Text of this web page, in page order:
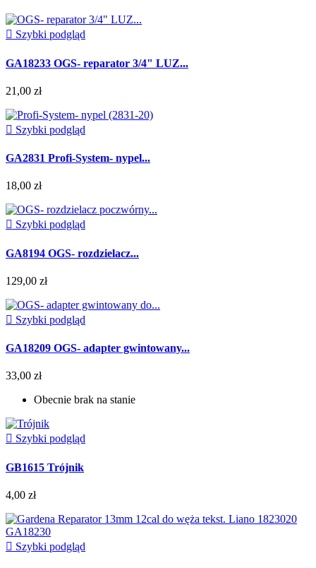
 Szybki podgląd
GA18233 OGS- reparator 3/4" LUZ...
21,00 zł
 Szybki podgląd
GA2831 Profi-System- nypel...
18,00 zł
 Szybki podgląd
GA8194 OGS- rozdzielacz...
129,00 zł
 Szybki podgląd
GA18209 OGS- adapter gwintowany...
33,00 zł
Obecnie brak na stanie
 Szybki podgląd
GB1615 Trójnik
4,00 zł
 Szybki podgląd